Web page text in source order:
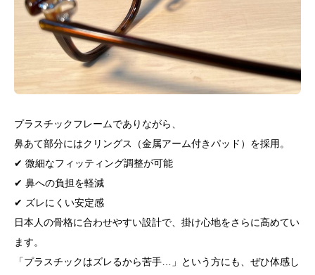
プラスチックフレームでありながら、
鼻あて部分にはクリングス（金属アーム付きパッド）を採用。
✔ 微細なフィッティング調整が可能
✔ 鼻への負担を軽減
✔ ズレにくい安定感
日本人の骨格に合わせやすい設計で、掛け心地をさらに高めてい
ます。
「プラスチックはズレるから苦手…」という方にも、ぜひ体感し